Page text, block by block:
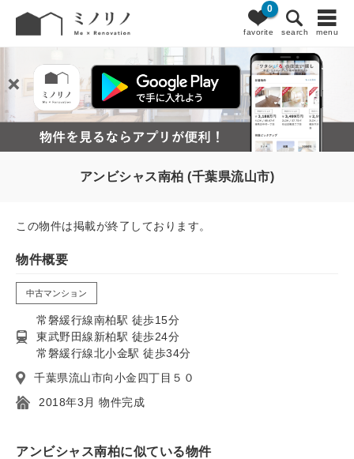
favorite
0
search menu
アンビシャス南柏 (千葉県流山市)
この物件は掲載が終了しております。
物件概要
中古マンション
常磐緩行線南柏駅 徒歩15分
東武野田線新柏駅 徒歩24分
常磐緩行線北小金駅 徒歩34分
千葉県流山市向小金四丁目５０
2018年3月 物件完成
アンビシャス南柏に似ている物件